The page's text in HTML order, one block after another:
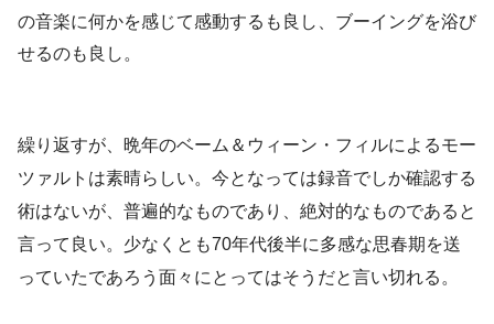
の音楽に何かを感じて感動するも良し、ブーイングを浴び
せるのも良し。
繰り返すが、晩年のベーム＆ウィーン・フィルによるモー
ツァルトは素晴らしい。今となっては録音でしか確認する
術はないが、普遍的なものであり、絶対的なものであると
言って良い。少なくとも70年代後半に多感な思春期を送
っていたであろう面々にとってはそうだと言い切れる。